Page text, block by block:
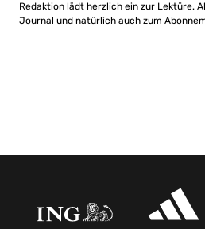
Redaktion lädt herzlich ein zur Lektüre.
Journal und natürlich auch zum